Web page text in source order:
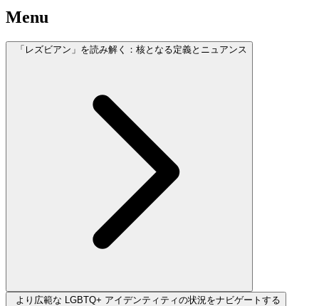
Menu
「レズビアン」を読み解く：核となる定義とニュアンス
より広範な LGBTQ+ アイデンティティの状況をナビゲートする